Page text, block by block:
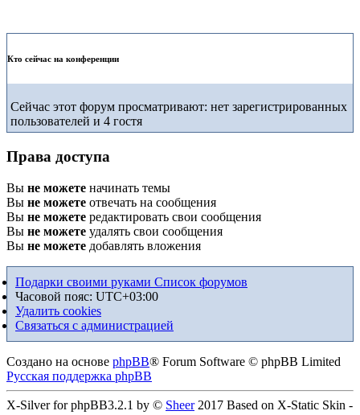
Кто сейчас на конференции
Сейчас этот форум просматривают: нет зарегистрированных
пользователей и 4 гостя
Права доступа
Вы не можете начинать темы
Вы не можете отвечать на сообщения
Вы не можете редактировать свои сообщения
Вы не можете удалять свои сообщения
Вы не можете добавлять вложения
Подарки своими руками Список форумов
Часовой пояс: UTC+03:00
Удалить cookies
Связаться с администрацией
Создано на основе phpBB® Forum Software © phpBB Limited
Русская поддержка phpBB
X-Silver for phpBB3.2.1 by © Sheer2017 Based on X-Static Skin -